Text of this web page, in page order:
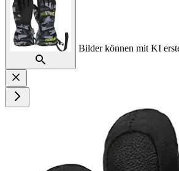
Bilder können mit KI